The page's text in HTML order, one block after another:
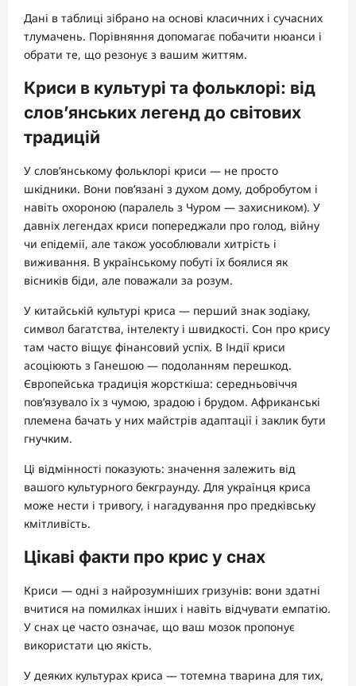
Дані в таблиці зібрано на основі класичних і сучасних
тлумачень. Порівняння допомагає побачити нюанси і
обрати те, що резонує з вашим життям.
Криси в культурі та фольклорі: від
слов’янських легенд до світових
традицій
У слов’янському фольклорі криси — не просто
шкідники. Вони пов’язані з духом дому, добробутом і
навіть охороною (паралель з Чуром — захисником). У
давніх легендах криси попереджали про голод, війну
чи епідемії, але також уособлювали хитрість і
виживання. В українському побуті їх боялися як
вісників біди, але поважали за розум.
У китайській культурі криса — перший знак зодіаку,
символ багатства, інтелекту і швидкості. Сон про крису
там часто віщує фінансовий успіх. В Індії криси
асоціюють з Ганешою — подоланням перешкод.
Європейська традиція жорсткіша: середньовіччя
пов’язувало їх з чумою, зрадою і брудом. Африканські
племена бачать у них майстрів адаптації і заклик бути
гнучким.
Ці відмінності показують: значення залежить від
вашого культурного бекграунду. Для українця криса
може нести і тривогу, і нагадування про предківську
кмітливість.
Цікаві факти про крис у снах
Криси — одні з найрозумніших гризунів: вони здатні
вчитися на помилках інших і навіть відчувати емпатію.
У снах це часто означає, що ваш мозок пропонує
використати цю якість.
У деяких культурах криса — тотемна тварина для тих,